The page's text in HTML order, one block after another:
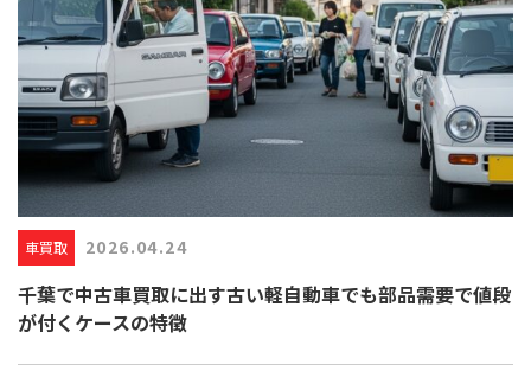
車買取 2026.04.24
千葉で中古車買取に出す古い軽自動車でも部品需要で値段
が付くケースの特徴